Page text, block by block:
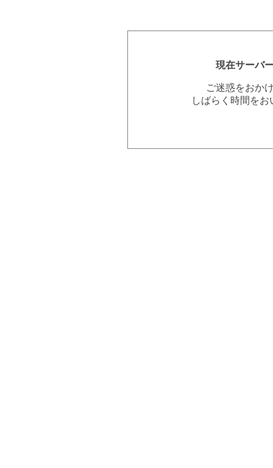
現在サーバ
ご迷惑をおか
しばらく時間を